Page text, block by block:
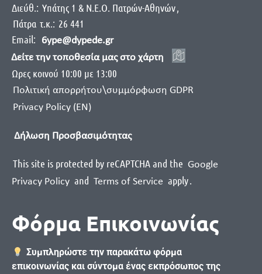
Διεύθ.: Yπάτης 1 & Ν.Ε.Ο. Πατρών-Αθηνών,
Πάτρα τ.κ.: 26 441
Email:
6ype@dypede.gr
Δείτε την τοποθεσία μας στο χάρτη
Ωρες κοινού 10:00 με 13:00
Πολιτική απορρήτου\συμμόρφωση GDPR
Privacy Policy (EN)
Δήλωση Προσβασιμότητας
This site is protected by reCAPTCHA and the Google
Privacy Policy and Terms of Service apply.
Φόρμα Επικοινωνίας
Συμπληρώστε την παρακάτω φόρμα
επικοινωνίας και σύντομα ένας εκπρόσωπος της